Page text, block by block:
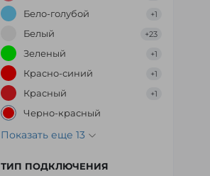
Бело-голубой +1
Белый +23
Зеленый +1
Красно-синий +1
Красный +1
Черно-красный
Показать еще 13
ТИП ПОДКЛЮЧЕНИЯ